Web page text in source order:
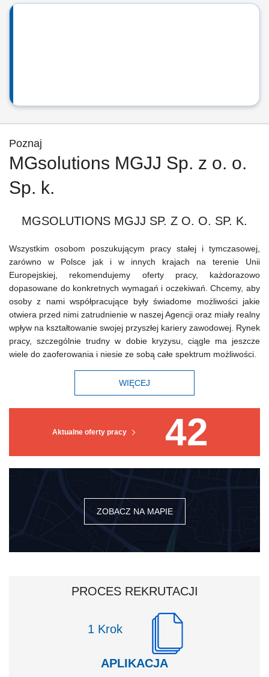
Poznaj
MGsolutions MGJJ Sp. z o. o.
Sp. k.
Aktualne oferty pracy 42
ZOBACZ NA MAPIE
MGSOLUTIONS MGJJ SP. Z O. O. SP. K.
Wszystkim osobom poszukującym pracy stałej i tymczasowej,
zarówno w Polsce jak i w innych krajach na terenie Unii
Europejskiej, rekomendujemy oferty pracy, każdorazowo
dopasowane do konkretnych wymagań i oczekiwań. Chcemy, aby
osoby z nami współpracujące były świadome możliwości jakie
otwiera przed nimi zatrudnienie w naszej Agencji oraz miały realny
wpływ na kształtowanie swojej przyszłej kariery zawodowej. Rynek
pracy, szczególnie trudny w dobie kryzysu, ciągle ma jeszcze
wiele do zaoferowania i niesie ze sobą całe spektrum możliwości.
WIĘCEJ
PROCES REKRUTACJI
Krok
APLIKACJA